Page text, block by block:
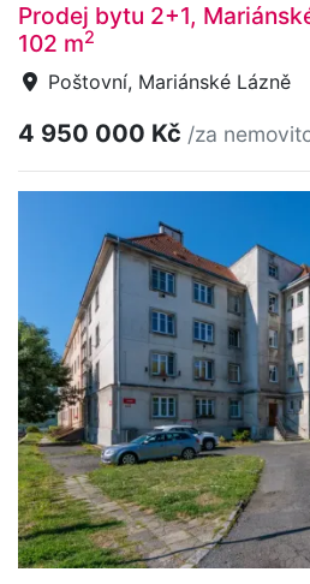
Prodej bytu 2+1,
102 m2
Poštovní, Mariánské Lázně
4 950 000 Kč /za